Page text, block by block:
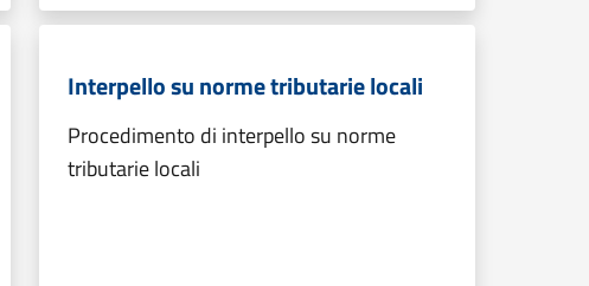
Interpello su norme tributarie locali
Procedimento di interpello su norme
tributarie locali